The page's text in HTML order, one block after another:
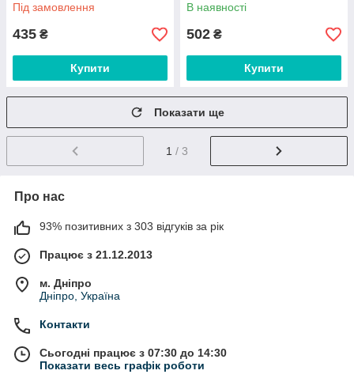
Під замовлення
435 ₴
Купити
В наявності
502 ₴
Купити
Показати ще
1 / 3
Про нас
93% позитивних з 303 відгуків за рік
Працює з 21.12.2013
м. Дніпро
Дніпро, Україна
Контакти
Сьогодні працює з 07:30 до 14:30
Показати весь графік роботи